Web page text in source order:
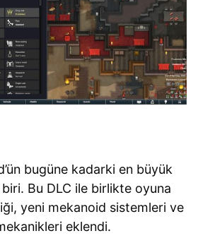
bugüne kadarki en büyük
Bu DLC ile birlikte oyuna
yeni mekanoid sistemleri ve
eklendi.